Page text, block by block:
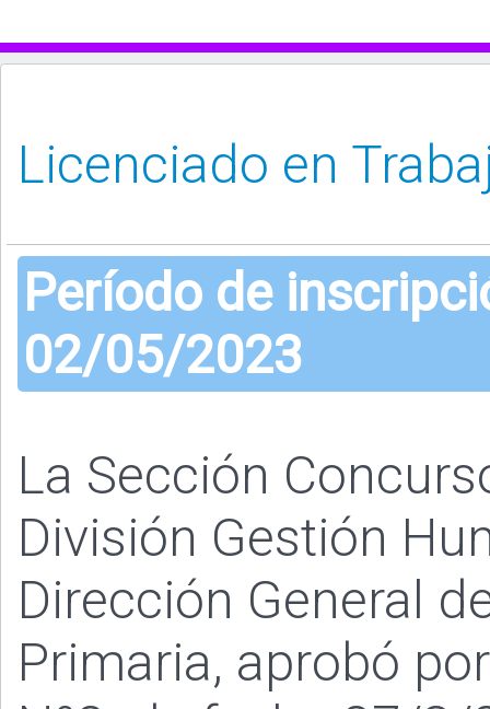
Período de
02/05/2023
La Sección
División Gestión
Dirección General
Primaria, aprobó